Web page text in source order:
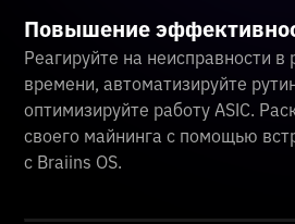
Повышение
Реагируйте на неисправности
времени, автоматизируйте
оптимизируйте работу ASIC.
своего майнинга с помощью
с Braiins OS.